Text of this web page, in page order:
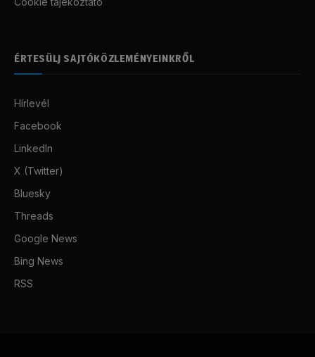
ÉRTESÜLJ SAJTÓKÖZLEMÉNYEINKRŐL
Hírlevél
Facebook
LinkedIn
X (Twitter)
Bluesky
Threads
Google News
Bing News
RSS